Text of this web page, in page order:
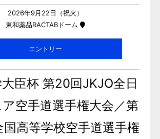
2026年9月22日（祝火）
東和薬品RACTABドーム
エントリー
臣杯 第20回JKJO全日
空手道選手権大会／第
国高等学校空手道選手権